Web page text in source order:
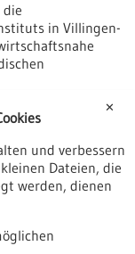
in Villingen-
villingen-
✕
und verbessern
Dateien, die
werden, dienen